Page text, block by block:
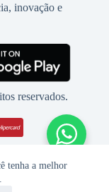
tenha a melhor
inovação e
reservados.